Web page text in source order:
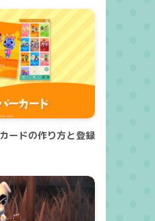
ードの作り方と登録